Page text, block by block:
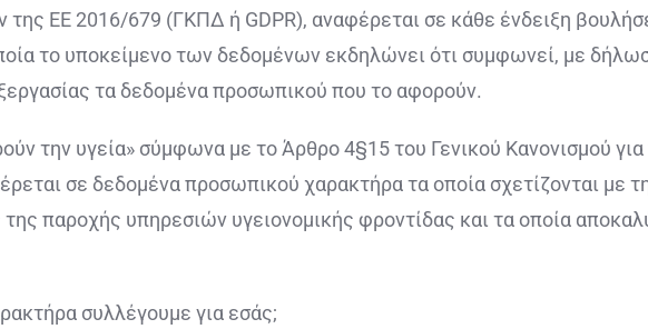
ΕΕ 2016/679 (ΓΚΠΔ ή GDPR), αναφέρεται σε κάθε ένδειξη
το υποκείμενο των δεδομένων εκδηλώνει ότι συμφωνεί, με
τα δεδομένα προσωπικού που το αφορούν.
την υγεία» σύμφωνα με το Άρθρο 4§15 του Γενικού Κανονισμού
σε δεδομένα προσωπικού χαρακτήρα τα οποία σχετίζονται με
παροχής υπηρεσιών υγειονομικής φροντίδας και τα οποία
συλλέγουμε για εσάς;